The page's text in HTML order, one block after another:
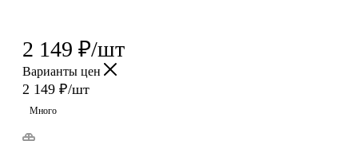
2 149 ₽/шт
Варианты цен
2 149 ₽/шт
Много